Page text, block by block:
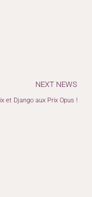
NEXT NEWS
et Django aux Prix Opus !